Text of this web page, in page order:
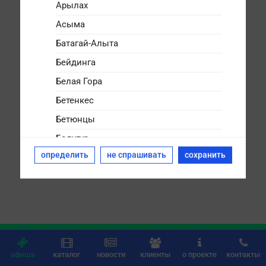

афиша

каталог

новости

клиенты

о проекте

контакты
Арылах
Асыма
Батагай-Алыта
Бейдинга
Белая Гора
Бетенкес
Бетюнцы
Болугур
Булгунняхтах
Бясь-Кюёль
Дюпся
Дябыла
определить не спрашивать сохранить